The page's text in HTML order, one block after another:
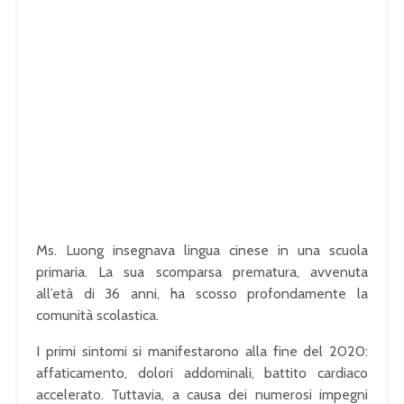
Ms. Luong insegnava lingua cinese in una scuola
primaria. La sua scomparsa prematura, avvenuta
all’età di 36 anni, ha scosso profondamente la
comunità scolastica.
I primi sintomi si manifestarono alla fine del 2020:
affaticamento, dolori addominali, battito cardiaco
accelerato. Tuttavia, a causa dei numerosi impegni